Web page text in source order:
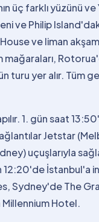
üç farklı yüzünü
ve Philip
ve liman
turu yer alır. Tüm
1. gün saat
Jetstar
uçuşlarıyla
İstanbul'a
Sydney'de The
Hotel.